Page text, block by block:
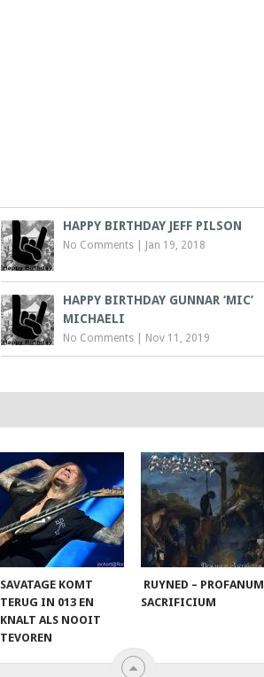
HAPPY BIRTHDAY JEFF PILSON
No Comments Jan 19, 2018
HAPPY BIRTHDAY GUNNAR ‘MIC’
MICHAELI
No Comments Nov 11, 2019
SAVATAGE KOMT
TERUG IN 013 EN
KNALT ALS NOOIT
TEVOREN
RUYNED – PROFANUM
SACRIFICIUM